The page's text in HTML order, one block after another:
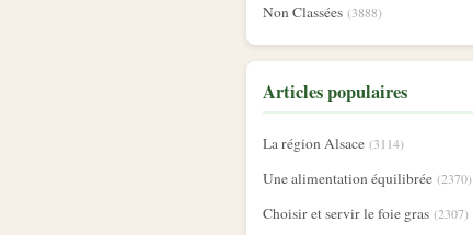
Non Classées (3888)
Articles populaires
La région Alsace (3114)
Une alimentation équilibrée (2370)
Choisir et servir le foie gras (2307)